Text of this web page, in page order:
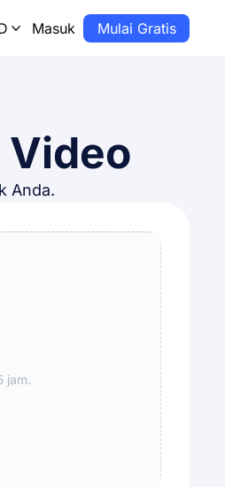
Masuk Mulai Gratis
Video
Anda.
jam.